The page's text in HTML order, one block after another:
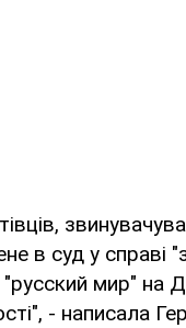
в суд у справі
мир" на
- написала